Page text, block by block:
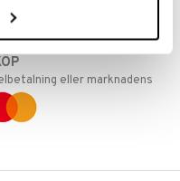
att vi är godkända av
eller marknadens